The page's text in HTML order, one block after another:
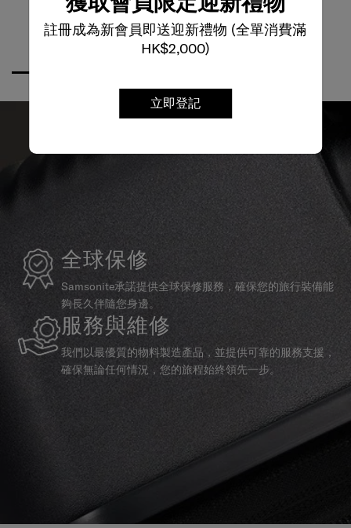
註冊成為新會員即送迎新禮物 (全單消費滿
HK$2,000)
立即登記
全球保修
Samsonite承諾提供全球保修服務，確保您的旅行裝備能
夠長久伴隨您身邊。
服務與維修
我們以最優質的物料製造產品，並提供可靠的服務支援，
確保無論任何情況，您的旅程始終領先一步。